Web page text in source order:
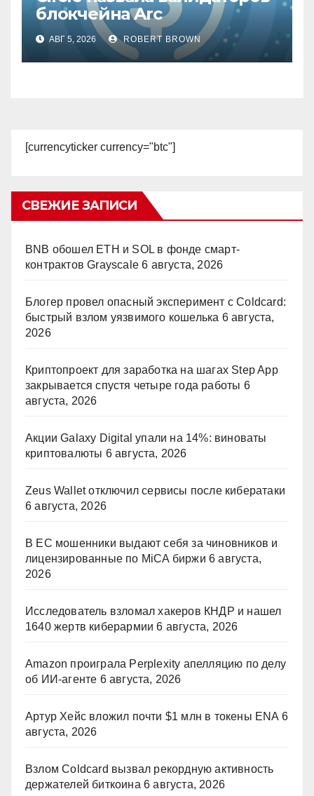
блокчейна Arc
АВГ 5, 2026 ROBERT BROWN
[currencyticker currency="btc"]
СВЕЖИЕ ЗАПИСИ
BNB обошел ETH и SOL в фонде смарт-
контрактов Grayscale 6 августа, 2026
Блогер провел опасный эксперимент с Coldcard:
быстрый взлом уязвимого кошелька 6 августа,
2026
Криптопроект для заработка на шагах Step App
закрывается спустя четыре года работы 6
августа, 2026
Акции Galaxy Digital упали на 14%: виноваты
криптовалюты 6 августа, 2026
Zeus Wallet отключил сервисы после кибератаки
6 августа, 2026
В ЕС мошенники выдают себя за чиновников и
лицензированные по MiCA биржи 6 августа,
2026
Исследователь взломал хакеров КНДР и нашел
1640 жертв киберармии 6 августа, 2026
Amazon проиграла Perplexity апелляцию по делу
об ИИ-агенте 6 августа, 2026
Артур Хейс вложил почти $1 млн в токены ENA 6
августа, 2026
Взлом Coldcard вызвал рекордную активность
держателей биткоина 6 августа, 2026